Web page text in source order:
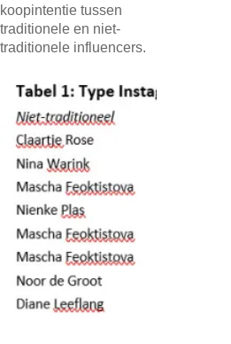
koopintentie tussen
traditionele en niet-
traditionele influencers.